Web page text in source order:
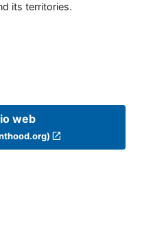
its territories.
web